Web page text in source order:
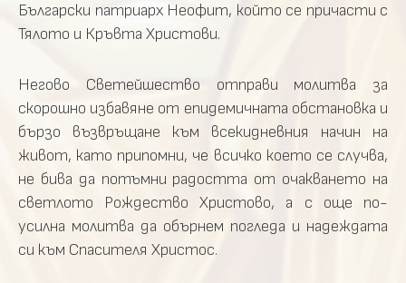
Български патриарх Неофит, който се причасти с
Тялото и Кръвта Христови.
Негово Светейшество отправи молитва за
скорошно избавяне от епидемичната обстановка и
бързо възвръщане към всекидневния начин на
живот, като припомни, че всичко което се случва,
не бива да потъмни радостта от очакването на
светлото Рождество Христово, а с още по-
усилна молитва да обърнем погледа и надеждата
си към Спасителя Христос.